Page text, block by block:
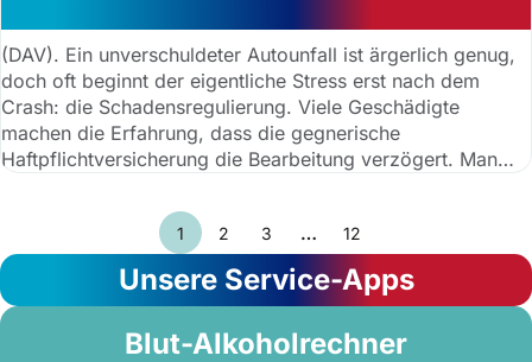
(DAV). Ein unverschuldeter Autounfall ist ärgerlich genug,
doch oft beginnt der eigentliche Stress erst nach dem
Crash: die Schadensregulierung. Viele Geschädigte
machen die Erfahrung, dass die gegnerische
Haftpflichtversicherung die Bearbeitung verzögert. Man
während die Versicherung schweigt. Doch Geschädigte
müssen sich nicht monatelang vertrösten lassen. Ein
aktuelles Urteil des Amtsgerichts Braunschweig vom
21.Okotber 2024 (AZ: 112 C 1575/24) zeigt nun deutlich
auf, wo die Grenzen der Geduld liegen.
1 2 3 … 12
Unsere Service-Apps
Blut-Alkoholrechner